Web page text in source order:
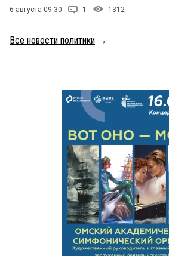
6 августа 09:30 1 1312
Все новости политики →